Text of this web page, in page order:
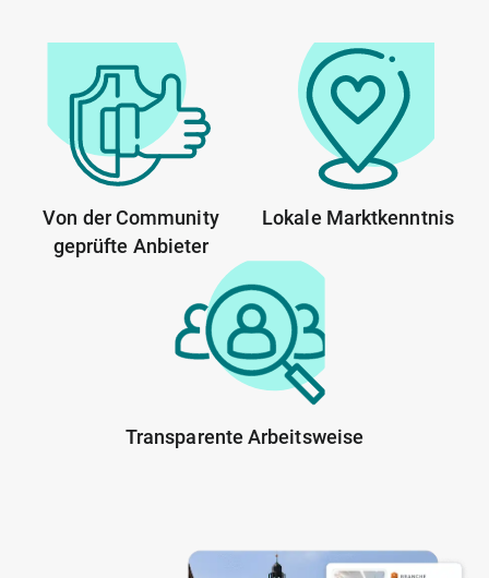
Von der Community
geprüfte Anbieter
Lokale Marktkenntnis
Transparente Arbeitsweise